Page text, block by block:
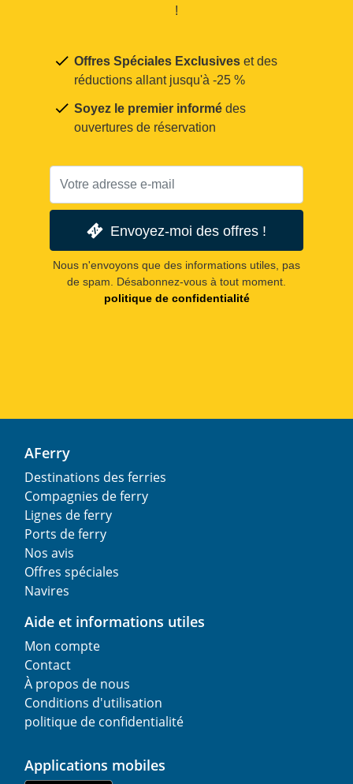
!
Offres Spéciales Exclusives et des
réductions allant jusqu'à -25 %
Soyez le premier informé des
ouvertures de réservation
Envoyez-moi des offres !
Nous n'envoyons que des informations utiles, pas
de spam. Désabonnez-vous à tout moment.
politique de confidentialité
AFerry
Destinations des ferries
Compagnies de ferry
Lignes de ferry
Ports de ferry
Nos avis
Offres spéciales
Navires
Aide et informations utiles
Mon compte
Contact
À propos de nous
Conditions d'utilisation
politique de confidentialité
Applications mobiles